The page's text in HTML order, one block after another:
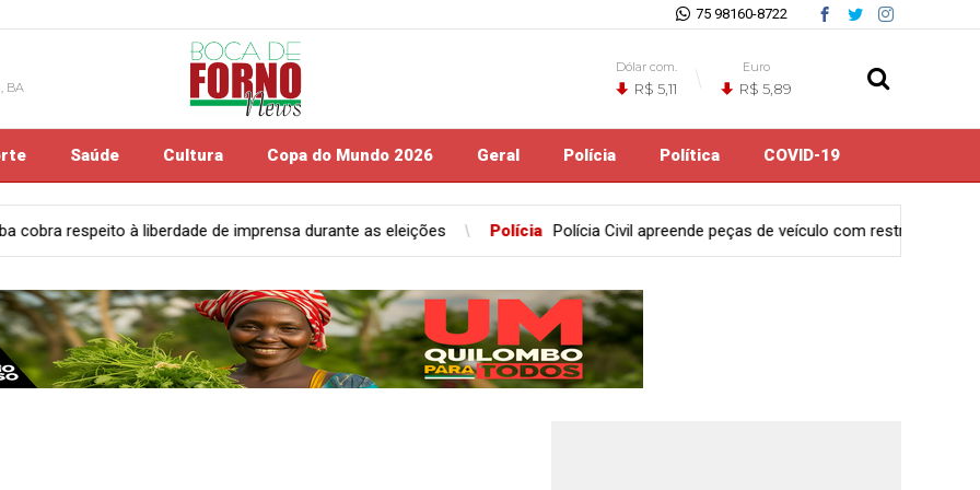
75 98160-8722
BA
Dólar com.
R$ 5,11
Euro
R$ 5,89
Saúde Cultura Copa do Mundo 2026 Geral Polícia Política COVID-19
durante as eleições Polícia Polícia Civil apreende peças de veículo com restrição de furto mediante fraude em Feira de